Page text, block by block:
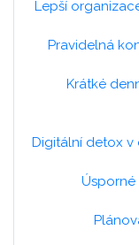
Lepší
Pravidelná
Krátké
Digitální detox
Úsporné